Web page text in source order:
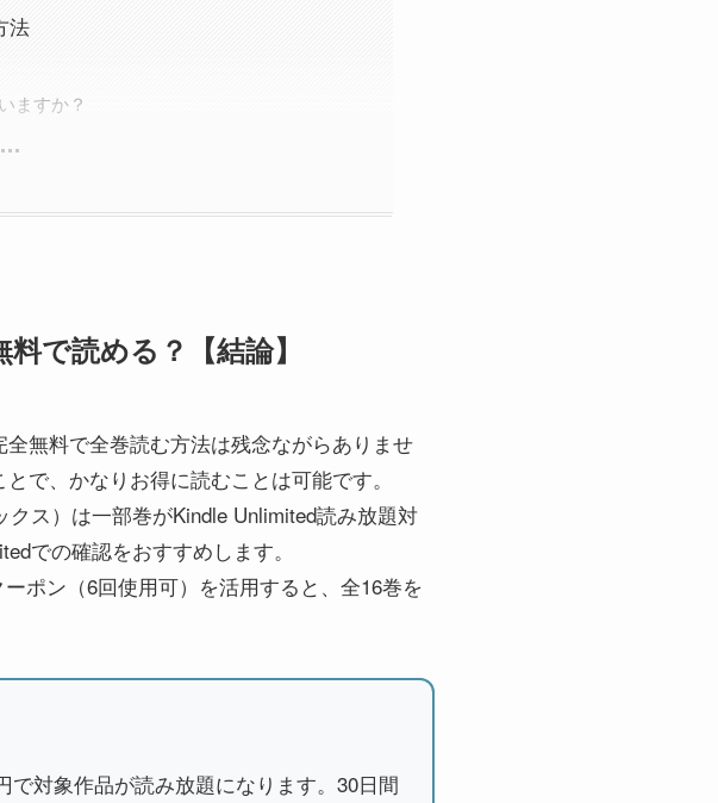
法
ますか？
で読める？【結論】
無料で全巻読む方法は残念ながらありませ
で、かなりお得に読むことは可能です。
ス）は一部巻がKindle Unlimited読み放題対
での確認をおすすめします。
ポン（6回使用可）を活用すると、全16巻を
対象作品が読み放題になります。30日間